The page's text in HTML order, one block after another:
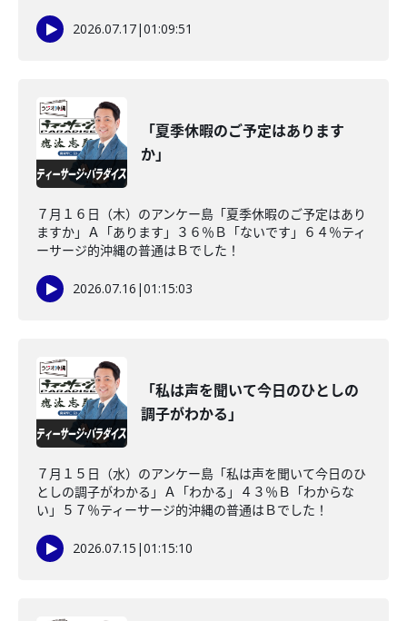
2026.07.17|01:09:51
「夏季休暇のご予定はあります
か」
７月１６日（木）のアンケー島「夏季休暇のご予定はあり
ますか」Ａ「あります」３６％Ｂ「ないです」６４％ティ
ーサージ的沖縄の普通はＢでした！
2026.07.16 |01:15:03
「私は声を聞いて今日のひとしの
調子がわかる」
７月１５日（水）のアンケー島「私は声を聞いて今日のひ
としの調子がわかる」Ａ「わかる」４３％Ｂ「わからな
い」５７％ティーサージ的沖縄の普通はＢでした！
2026.07.15 |01:15:10